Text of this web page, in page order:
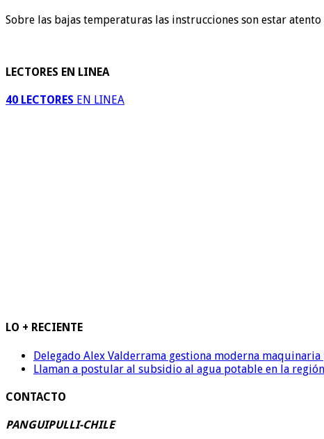
Sobre las bajas temperaturas las instrucciones son estar
LECTORES EN LINEA
40 LECTORES EN LINEA
LO + RECIENTE
Delegado Alex Valderrama gestiona moderna
Llaman a postular al subsidio al agua potable en la
CONTACTO
PANGUIPULLI-CHILE